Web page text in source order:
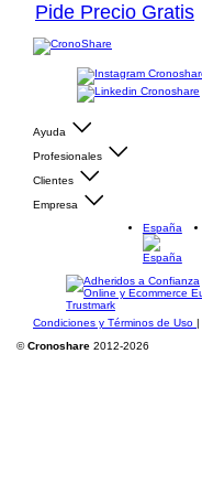
Pide Precio Gratis
Ayuda
Profesionales
Clientes
Empresa
España
Condiciones y Términos de Uso |
©Cronoshare 2012-2026